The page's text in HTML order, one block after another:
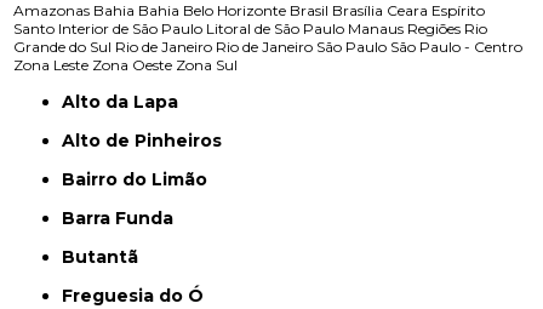
Amazonas Bahia Bahia Belo Horizonte Brasil Brasília Ceara Espírito
Santo Interior de São Paulo Litoral de São Paulo Manaus Regiões Rio
Grande do Sul Rio de Janeiro Rio de Janeiro São Paulo São Paulo - Centro
Zona Leste Zona Oeste Zona Sul
Alto da Lapa
Alto de Pinheiros
Bairro do Limão
Barra Funda
Butantã
Freguesia do Ó